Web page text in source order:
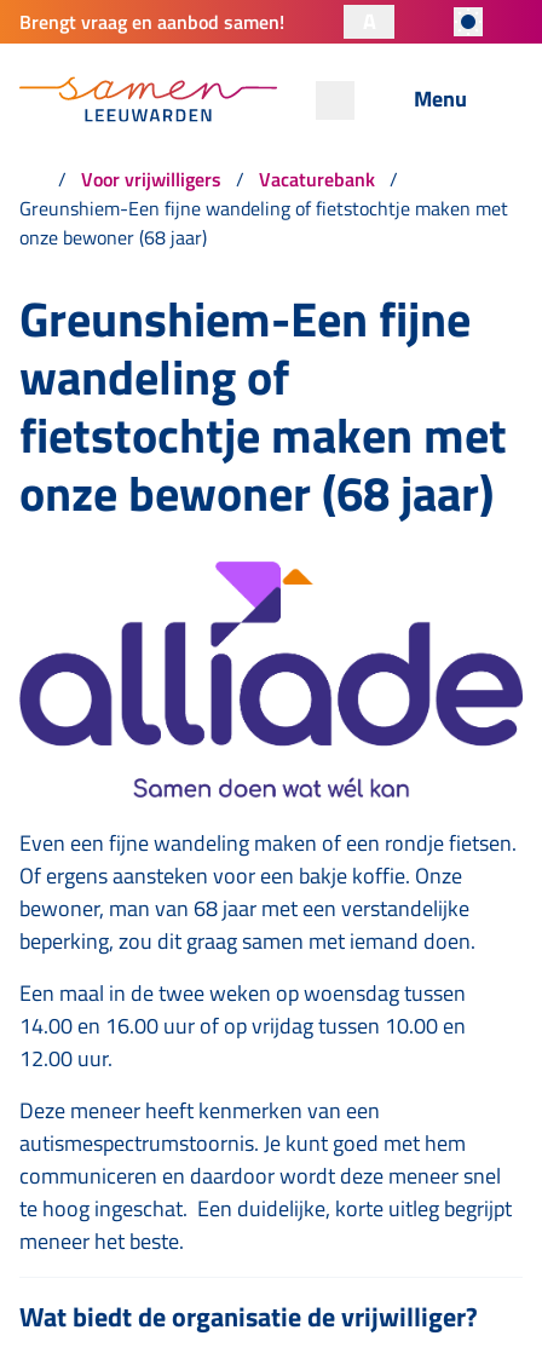
Brengt vraag en aanbod samen!
Menu
Voor vrijwilligers
Vacaturebank
Greunshiem-Een fijne wandeling of fietstochtje maken met
onze bewoner (68 jaar)
Greunshiem-Een fijne
wandeling of
fietstochtje maken met
onze bewoner (68 jaar)
Even een fijne wandeling maken of een rondje fietsen.
Of ergens aansteken voor een bakje koffie. Onze
bewoner, man van 68 jaar met een verstandelijke
beperking, zou dit graag samen met iemand doen.
Een maal in de twee weken op woensdag tussen
14.00 en 16.00 uur of op vrijdag tussen 10.00 en
12.00 uur.
Deze meneer heeft kenmerken van een
autismespectrumstoornis. Je kunt goed met hem
communiceren en daardoor wordt deze meneer snel
te hoog ingeschat. Een duidelijke, korte uitleg begrijpt
meneer het beste.
Wat biedt de organisatie de vrijwilliger?